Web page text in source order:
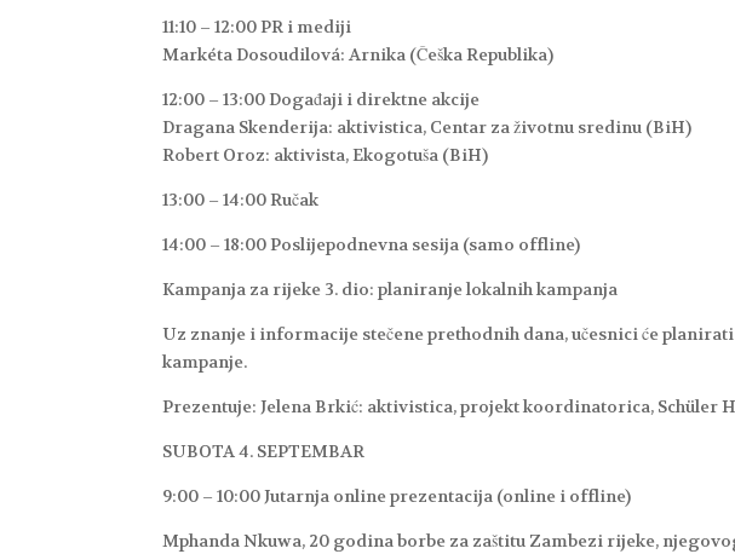
11:10 – 12:00 PR i mediji
Markéta Dosoudilová: Arnika (Češka Republika)
12:00 – 13:00 Događaji i direktne akcije
Dragana Skenderija: aktivistica, Centar za životnu sredinu (BiH)
Robert Oroz: aktivista, Ekogotuša (BiH)
13:00 – 14:00 Ručak
14:00 – 18:00 Poslijepodnevna sesija (samo offline)
Kampanja za rijeke 3. dio: planiranje lokalnih kampanja
Uz znanje i informacije stečene prethodnih dana, učesnici će
kampanje.
Prezentuje: Jelena Brkić: aktivistica, projekt koordinatorica, Schüler
SUBOTA 4. SEPTEMBAR
9:00 – 10:00 Jutarnja online prezentacija (online i offline)
Mphanda Nkuwa, 20 godina borbe za zaštitu Zambezi rijeke,